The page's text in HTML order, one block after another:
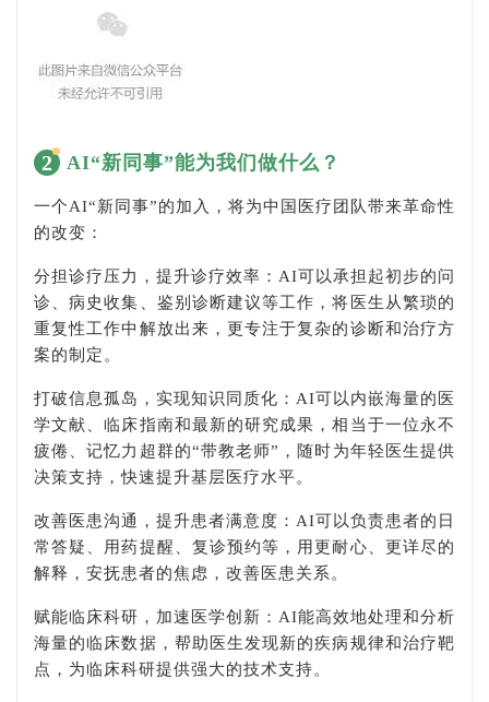
2 AI“新同事”能为我们做什么？
一个AI“新同事”的加入，将为中国医疗团队带来革命性
的改变：
分担诊疗压力，提升诊疗效率：AI可以承担起初步的问
诊、病史收集、鉴别诊断建议等工作，将医生从繁琐的
重复性工作中解放出来，更专注于复杂的诊断和治疗方
案的制定。
打破信息孤岛，实现知识同质化：AI可以内嵌海量的医
学文献、临床指南和最新的研究成果，相当于一位永不
疲倦、记忆力超群的“带教老师”，随时为年轻医生提供
决策支持，快速提升基层医疗水平。
改善医患沟通，提升患者满意度：AI可以负责患者的日
常答疑、用药提醒、复诊预约等，用更耐心、更详尽的
解释，安抚患者的焦虑，改善医患关系。
赋能临床科研，加速医学创新：AI能高效地处理和分析
海量的临床数据，帮助医生发现新的疾病规律和治疗靶
点，为临床科研提供强大的技术支持。